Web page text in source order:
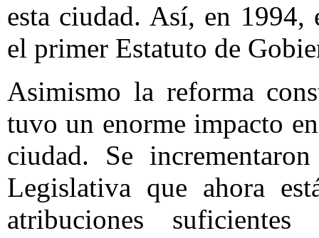
esta ciudad. Así, en
el primer Estatuto de
Asimismo la reforma
tuvo un enorme impacto
ciudad. Se
Legislativa que ahora
atribuciones